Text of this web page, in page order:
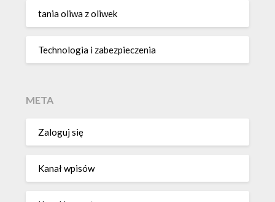
tania oliwa z oliwek
Technologia i zabezpieczenia
META
Zaloguj się
Kanał wpisów